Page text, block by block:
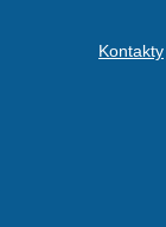
Kontakty